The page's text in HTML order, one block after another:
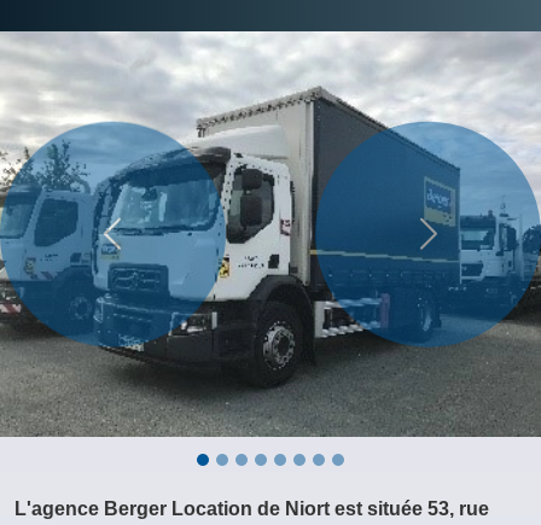
Précédent Suivant
L'agence Berger Location de Niort est située 53, rue